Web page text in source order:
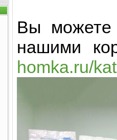
Вы можете
нашими
homka.ru/